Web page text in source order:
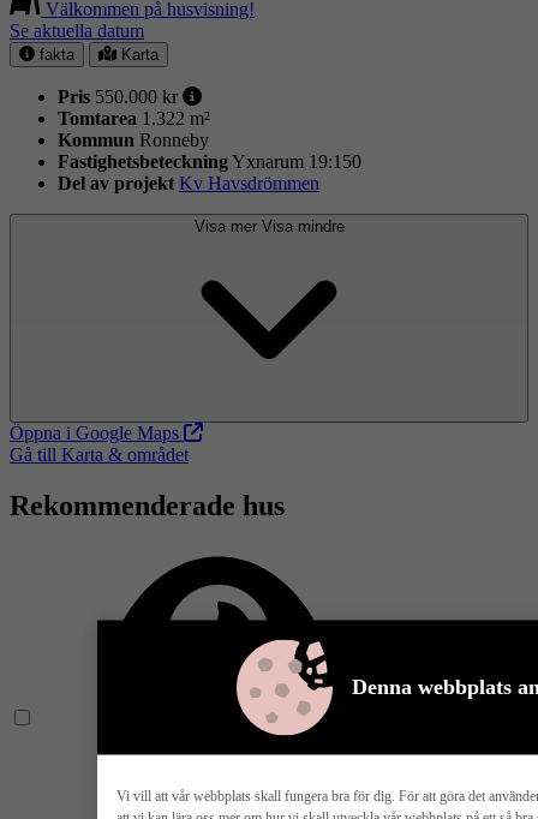
Denna webbplats
Vi vill att vår webbplats skall fungera bra för dig. För att göra det
Välkommen på husvisning!
Se aktuella datum
fakta Karta
Pris 550.000 kr
Tomtarea 1.322 m²
Kommun Ronneby
Fastighets­beteckningYxnarum 19:150
Del av projekt Kv Havsdrömmen
Visa mer Visa mindre
Öppna i Google Maps
Gå till Karta & området
Rekommenderade hus